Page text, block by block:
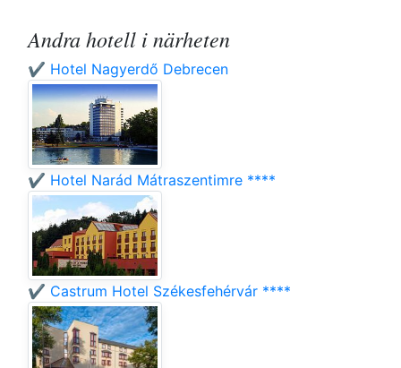
Andra hotell i närheten
✔️ Hotel Nagyerdő Debrecen
✔️ Hotel Narád Mátraszentimre ****
✔️ Castrum Hotel Székesfehérvár ****